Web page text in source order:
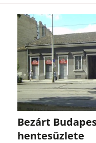
Bezárt
hentesüzlete